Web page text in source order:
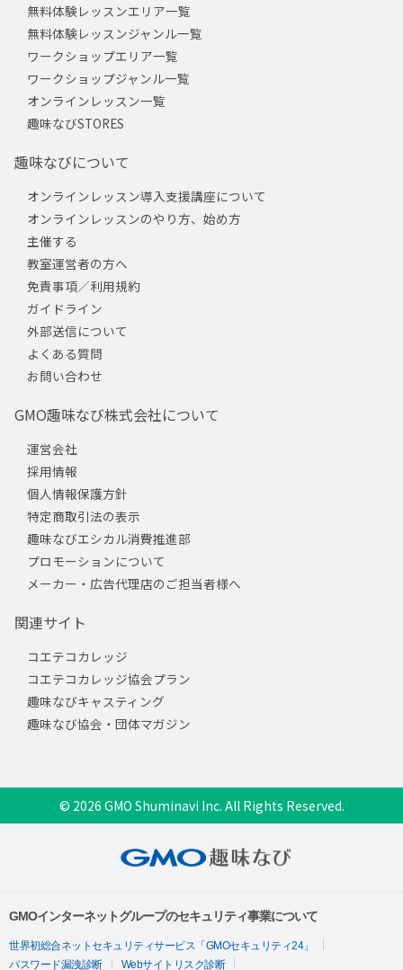
無料体験レッスンエリア一覧
無料体験レッスンジャンル一覧
ワークショップエリア一覧
ワークショップジャンル一覧
オンラインレッスン一覧
趣味なびSTORES
趣味なびについて
オンラインレッスン導入支援講座について
オンラインレッスンのやり方、始め方
主催する
教室運営者の方へ
免責事項／利用規約
ガイドライン
外部送信について
よくある質問
お問い合わせ
GMO趣味なび株式会社について
運営会社
採用情報
個人情報保護方針
特定商取引法の表示
趣味なびエシカル消費推進部
プロモーションについて
メーカー・広告代理店のご担当者様へ
関連サイト
コエテコカレッジ
コエテコカレッジ協会プラン
趣味なびキャスティング
趣味なび協会・団体マガジン
© 2026 GMO Shuminavi Inc. All Rights Reserved.